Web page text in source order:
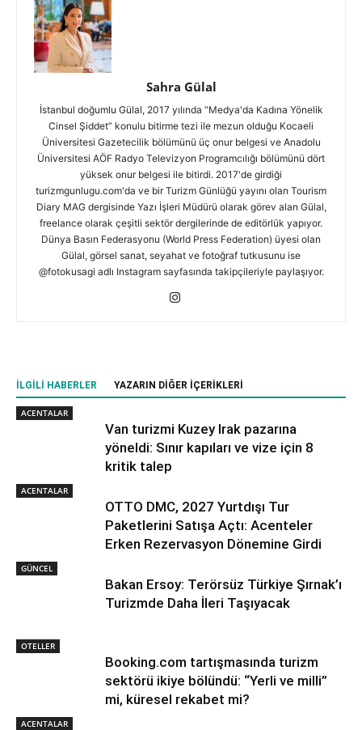
Sahra Gülal
İstanbul doğumlu Gülal, 2017 yılında “Medya'da Kadına Yönelik
Cinsel Şiddet” konulu bitirme tezi ile mezun olduğu Kocaeli
Üniversitesi Gazetecilik bölümünü üç onur belgesi ve Anadolu
Üniversitesi AÖF Radyo Televizyon Programcılığı bölümünü dört
yüksek onur belgesi ile bitirdi. 2017'de girdiği
turizmgunlugu.com'da ve bir Turizm Günlüğü yayını olan Tourism
Diary MAG dergisinde Yazı İşleri Müdürü olarak görev alan Gülal,
freelance olarak çeşitli sektör dergilerinde de editörlük yapıyor.
Dünya Basın Federasyonu (World Press Federation) üyesi olan
Gülal, görsel sanat, seyahat ve fotoğraf tutkusunu ise
@fotokusagi adlı Instagram sayfasında takipçileriyle paylaşıyor.
İLGILI HABERLER YAZARIN DIĞER İÇERIKLERI
ACENTALAR
Van turizmi Kuzey Irak pazarına
yöneldi: Sınır kapıları ve vize için 8
kritik talep
ACENTALAR
OTTO DMC, 2027 Yurtdışı Tur
Paketlerini Satışa Açtı: Acenteler
Erken Rezervasyon Dönemine Girdi
GÜNCEL
Bakan Ersoy: Terörsüz Türkiye Şırnak’ı
Turizmde Daha İleri Taşıyacak
OTELLER
Booking.com tartışmasında turizm
sektörü ikiye bölündü: “Yerli ve milli”
mi, küresel rekabet mi?
ACENTALAR